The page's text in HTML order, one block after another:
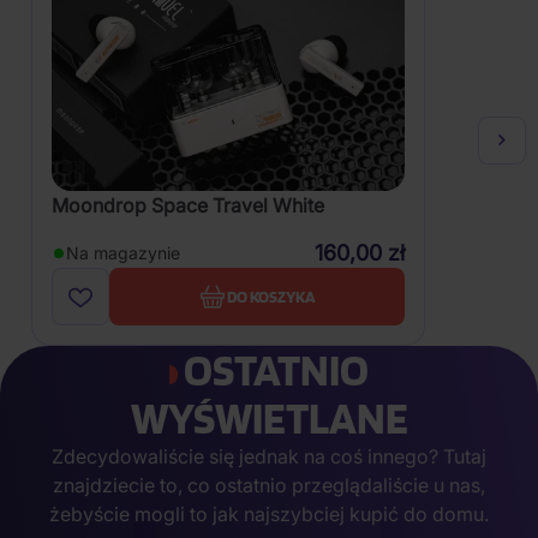
Moondrop Space Travel White
Na magazynie 160,00 zł
DO KOSZYKA
OSTATNIO
WYŚWIETLANE
Zdecydowaliście się jednak na coś innego? Tutaj
znajdziecie to, co ostatnio przeglądaliście u nas,
żebyście mogli to jak najszybciej kupić do domu.